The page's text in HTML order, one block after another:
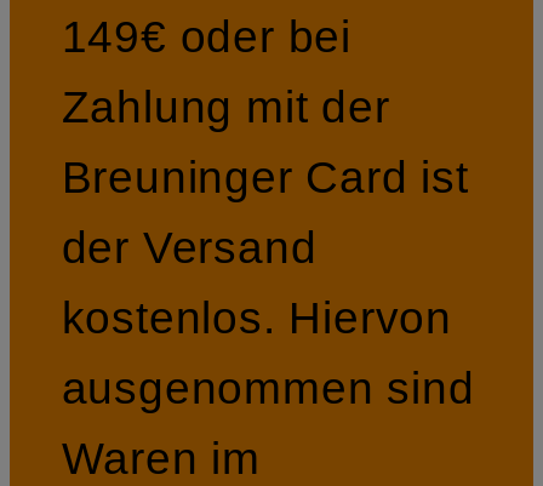
149€ oder bei
Zahlung mit der
Breuninger Card ist
der Versand
kostenlos. Hiervon
ausgenommen sind
Waren im